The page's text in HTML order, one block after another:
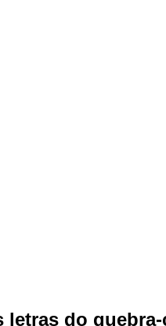
letras do quebra-